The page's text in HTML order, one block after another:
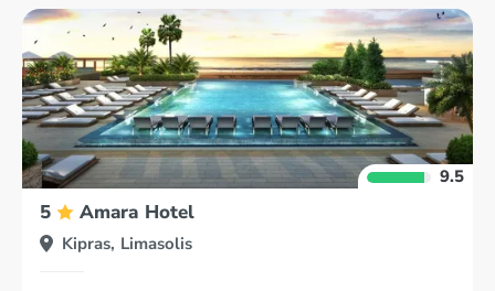
9.5
5 Amara Hotel
Kipras, Limasolis